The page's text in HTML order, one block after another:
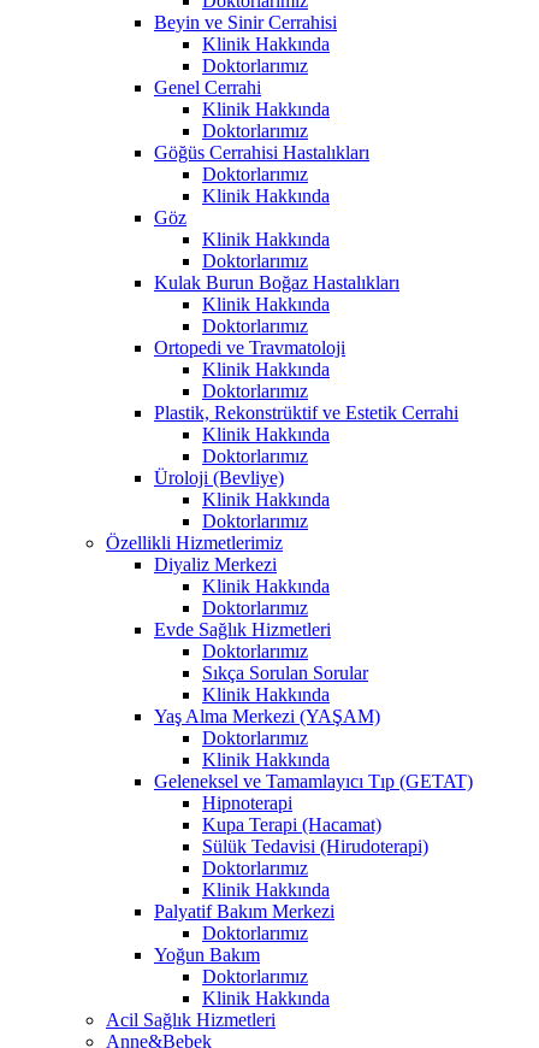
Beyin ve Sinir Cerrahisi
Klinik Hakkında
Doktorlarımız
Genel Cerrahi
Klinik Hakkında
Doktorlarımız
Göğüs Cerrahisi Hastalıkları
Doktorlarımız
Klinik Hakkında
Göz
Klinik Hakkında
Doktorlarımız
Kulak Burun Boğaz Hastalıkları
Klinik Hakkında
Doktorlarımız
Ortopedi ve Travmatoloji
Klinik Hakkında
Doktorlarımız
Plastik, Rekonstrüktif ve Estetik Cerrahi
Klinik Hakkında
Doktorlarımız
Üroloji (Bevliye)
Klinik Hakkında
Doktorlarımız
Özellikli Hizmetlerimiz
Diyaliz Merkezi
Klinik Hakkında
Doktorlarımız
Evde Sağlık Hizmetleri
Doktorlarımız
Sıkça Sorulan Sorular
Klinik Hakkında
Yaş Alma Merkezi (YAŞAM)
Doktorlarımız
Klinik Hakkında
Geleneksel ve Tamamlayıcı Tıp (GETAT)
Hipnoterapi
Kupa Terapi (Hacamat)
Sülük Tedavisi (Hirudoterapi)
Doktorlarımız
Klinik Hakkında
Palyatif Bakım Merkezi
Doktorlarımız
Yoğun Bakım
Doktorlarımız
Klinik Hakkında
Acil Sağlık Hizmetleri
Anne&Bebek